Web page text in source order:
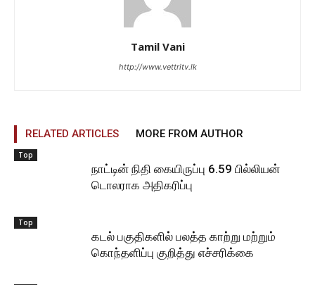
Tamil Vani
http://www.vettritv.lk
RELATED ARTICLES MORE FROM AUTHOR
Top
நாட்டின் நிதி கையிருப்பு 6.59 பில்லியன்
டொலராக அதிகரிப்பு
Top
கடல் பகுதிகளில் பலத்த காற்று மற்றும்
கொந்தளிப்பு குறித்து எச்சரிக்கை